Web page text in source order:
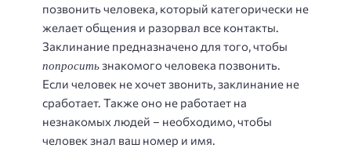
позвонить человека, который категорически не
желает общения и разорвал все контакты.
Заклинание предназначено для того, чтобы
попроситьзнакомого человека позвонить.
Если человек не хочет звонить, заклинание не
сработает. Также оно не работает на
незнакомых людей – необходимо, чтобы
человек знал ваш номер и имя.